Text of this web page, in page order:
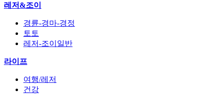
레저&조이
경륜-경마-경정
토토
레저-조이일반
라이프
여행/레저
건강